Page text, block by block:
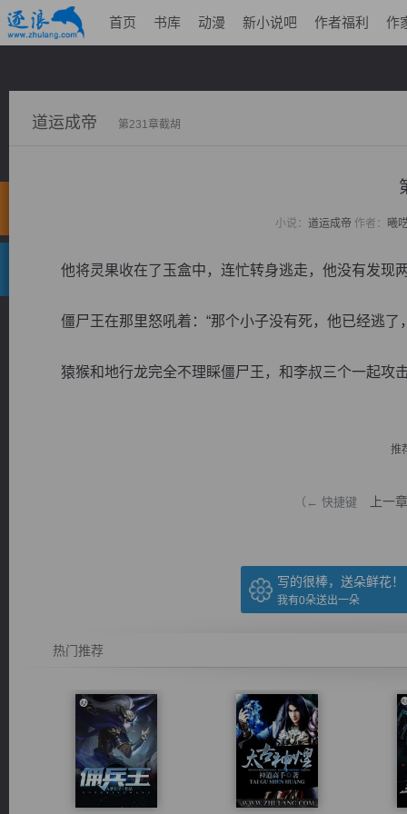
首页 书库 动漫 新小说吧 作者福利 作
道运成帝 第231章截胡
小说： 道运成帝 作者： 曦
他将灵果收在了玉盒中，连忙转身逃走，他没有发现
僵尸王在那里怒吼着：“那个小子没有死，他已经逃了
猿猴和地行龙完全不理睬僵尸王，和李叔三个一起攻
推
（← 快捷键 上一章
写的很棒，送朵鲜花！
我有0朵送出一朵
热门推荐